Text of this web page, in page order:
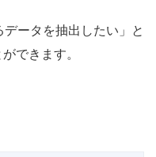
データを抽出したい」と
できます。